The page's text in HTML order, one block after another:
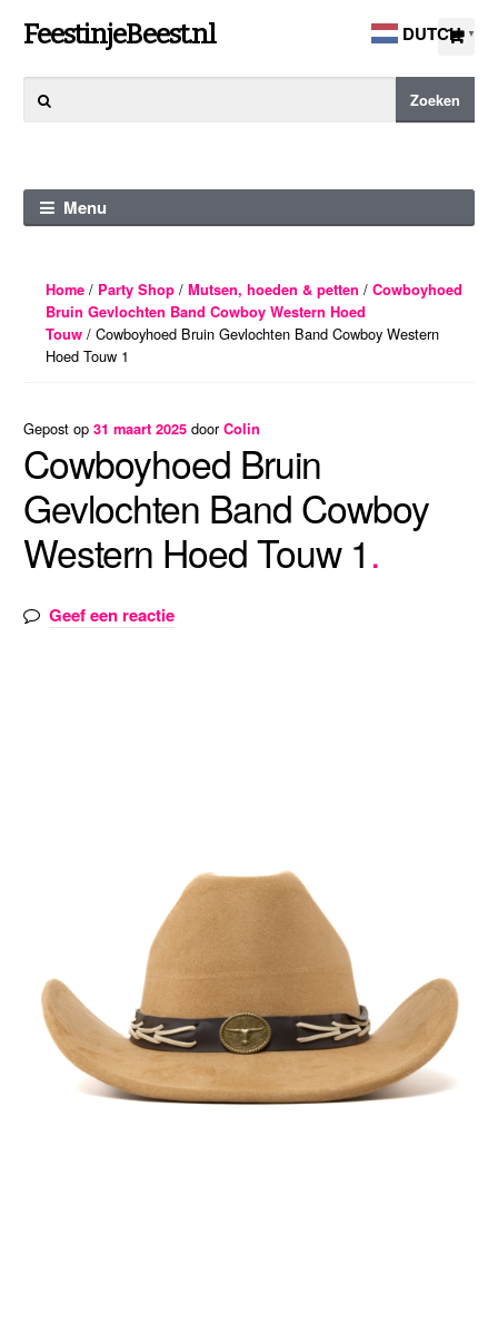
Ga
naar
navigatie
Ga
naar
de
FeestinjeBeest.nl
naar:
Zoeken
Menu
Home/ Party Shop/ Mutsen, hoeden & petten / Cowboyhoed
Bruin Gevlochten Band Cowboy Western Hoed
Touw/ Cowboyhoed Bruin Gevlochten Band Cowboy Western
Hoed Touw 1
Gepost op 31 maart 2025doorColin
Cowboyhoed Bruin
Gevlochten Band Cowboy
Western Hoed Touw 1
Geef een reactie
DUTCH ▼